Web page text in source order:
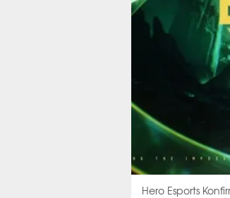
Hero Esports